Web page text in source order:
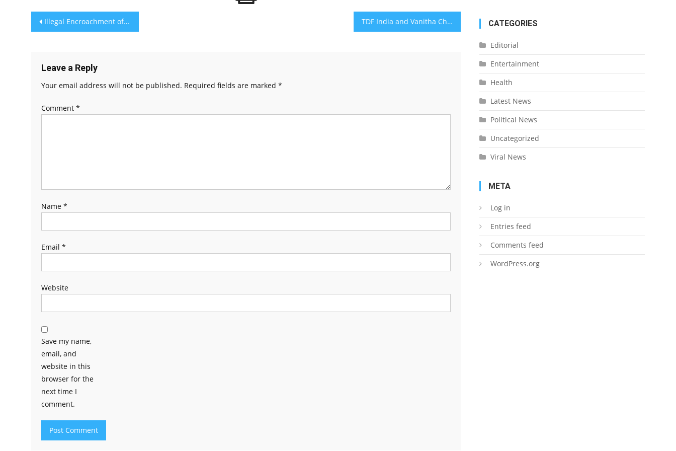
Post navigation
Illegal Encroachment of Sai Karthik City Center in Chilakaluripet TDF India and Vanitha Cheyutha Mark World Environment Day by Promoting Eco-Friendly Alternatives
Leave a Reply
Your email address will not be published. Required fields are marked *
Comment *
Name *
Email *
Website
Save my name,
email, and
website in this
browser for the
next time I
comment.
CATEGORIES
Editorial
Entertainment
Health
Latest News
Political News
Uncategorized
Viral News
META
Log in
Entries feed
Comments feed
WordPress.org